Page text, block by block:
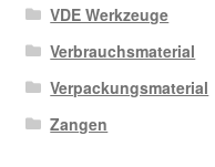
VDE Werkzeuge
Verbrauchsmaterial
Verpackungsmaterial
Zangen